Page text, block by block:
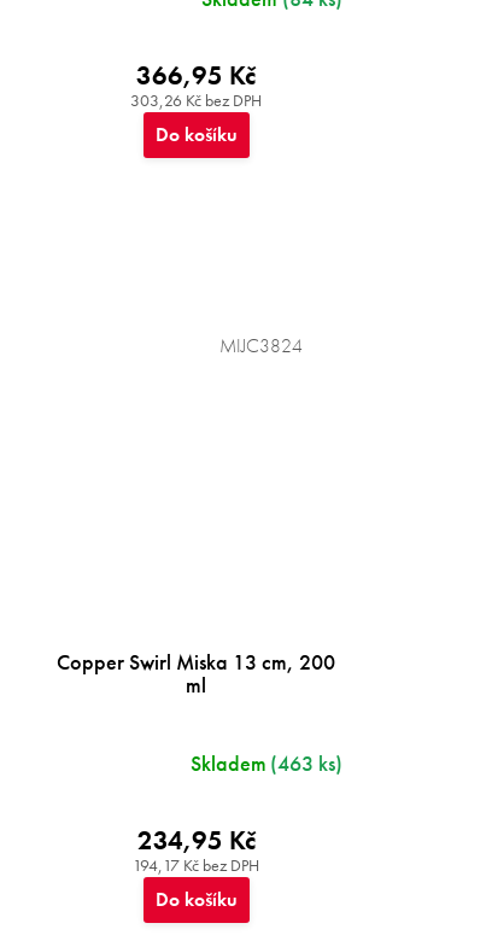
303,26 Kč bez DPH
366,95 Kč
Do košíku
Copper Swirl Miska 13 cm, 200
ml
Skladem (463 ks)
194,17 Kč bez DPH
234,95 Kč
Do košíku
MIJC3824